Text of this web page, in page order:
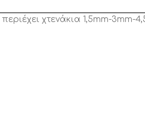
χτενάκια 1,5mm-3mm-